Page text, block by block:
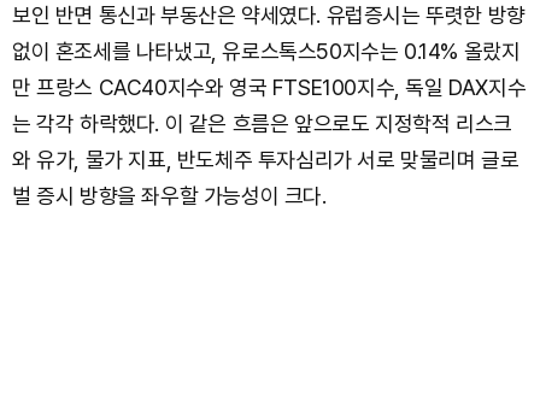
보인 반면 통신과 부동산은 약세였다. 유럽증시는 뚜렷한 방향
없이 혼조세를 나타냈고, 유로스톡스50지수는 0.14% 올랐지
만 프랑스 CAC40지수와 영국 FTSE100지수, 독일 DAX지수
는 각각 하락했다. 이 같은 흐름은 앞으로도 지정학적 리스크
와 유가, 물가 지표, 반도체주 투자심리가 서로 맞물리며 글로
벌 증시 방향을 좌우할 가능성이 크다.